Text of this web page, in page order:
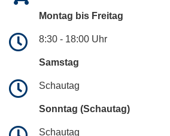
Montag bis Freitag
8:30 - 18:00 Uhr
Samstag
Schautag
Sonntag (Schautag)
Schautag